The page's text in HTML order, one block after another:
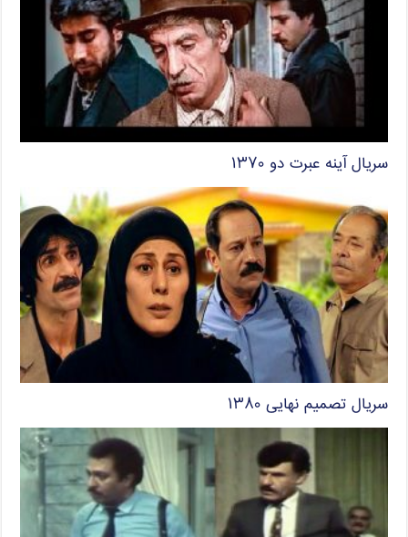
سریال آینه عبرت دو ۱۳۷۰
سریال تصمیم نهایی ۱۳۸۰